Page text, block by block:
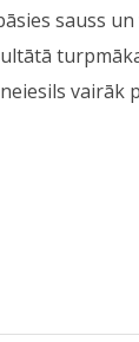
sauss un
vairāk